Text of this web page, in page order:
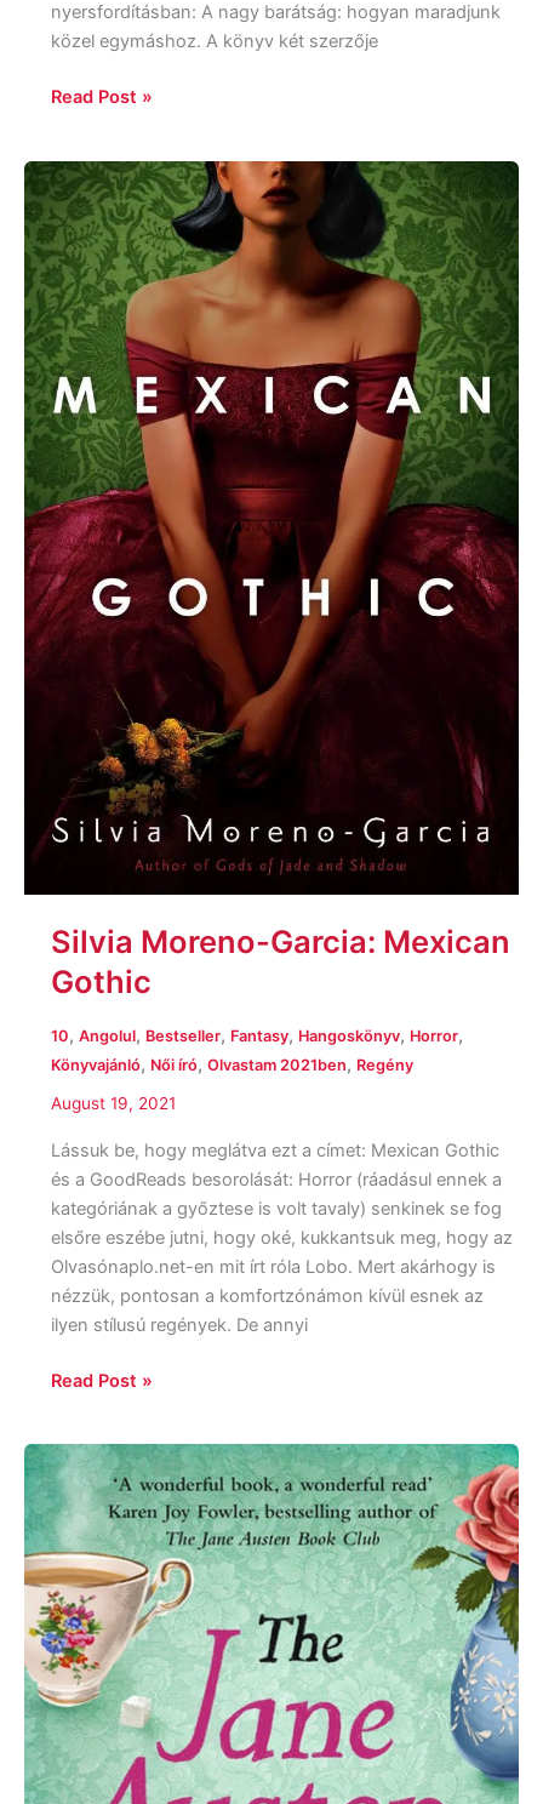
nyersfordításban: A nagy barátság: hogyan maradjunk
közel egymáshoz. A könyv két szerzője
Read Post »
Silvia Moreno-Garcia: Mexican
Gothic
10, Angolul, Bestseller, Fantasy, Hangoskönyv, Horror,
Könyvajánló, Női író, Olvastam 2021ben, Regény
August 19, 2021
Lássuk be, hogy meglátva ezt a címet: Mexican Gothic
és a GoodReads besorolását: Horror (ráadásul ennek a
kategóriának a győztese is volt tavaly) senkinek se fog
elsőre eszébe jutni, hogy oké, kukkantsuk meg, hogy az
Olvasónaplo.net-en mit írt róla Lobo. Mert akárhogy is
nézzük, pontosan a komfortzónámon kívül esnek az
ilyen stílusú regények. De annyi
Silvia
Moreno-
Garcia:
Mexican
Gothic
Read Post »
Natalie
Jenner:
The
Jane
Austen
Society